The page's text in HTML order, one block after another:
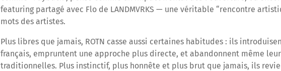
featuring partagé avec Flo de LANDMVRKS — une véritable “rencontre
mots des artistes.
Plus libres que jamais, ROTN casse aussi certaines habitudes : ils
français, empruntent une approche plus directe, et abandonnent même
traditionnelles. Plus instinctif, plus honnête et plus brut que jamais, ils